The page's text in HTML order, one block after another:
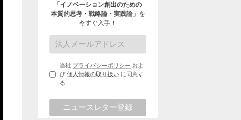
「イノベーション創出のための
本質的思考・戦略論・実践論」 を
今すぐ入手！
当社 プライバシーポリシー およ
び 個人情報の取り扱い に同意す
る